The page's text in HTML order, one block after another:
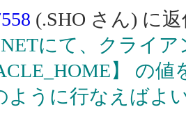
(.SHO さん) に
にて、クライ
】 の
ように行なえばよ